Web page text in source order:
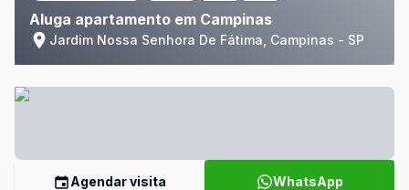
Aluga apartamento em Campinas
Jardim Nossa Senhora De Fátima, Campinas - SP
Agendar visita WhatsApp